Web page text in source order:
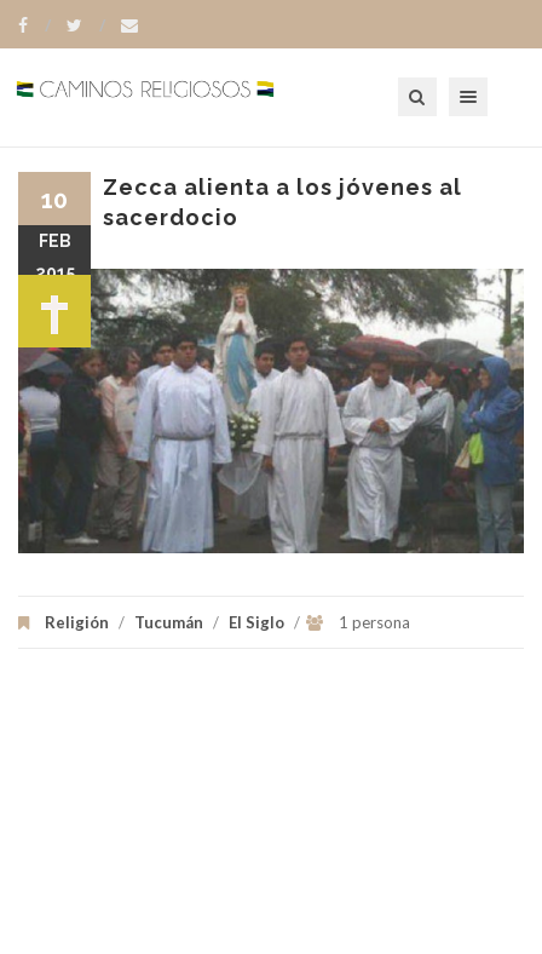
Zecca alienta a los jóvenes al
sacerdocio
Religión / Tucumán / El Siglo / 1 persona
10
FEB
2015